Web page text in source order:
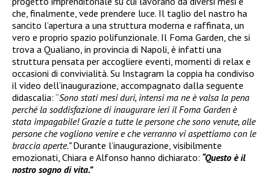
che, finalmente, vede prendere luce. Il taglio del nastro ha
sancito l’apertura a una struttura moderna e raffinata, un
vero e proprio spazio polifunzionale. Il Foma Garden, che si
trova a Qualiano, in provincia di Napoli, è infatti una
struttura pensata per accogliere eventi, momenti di relax e
occasioni di convivialità. Su Instagram la coppia ha condiviso
il video dell’inaugurazione, accompagnato dalla seguente
didascalia: “Sono stati mesi duri, intensi ma ne è valsa la pena
perché la soddisfazione di inaugurare ieri il Foma Garden è
stata impagabile! Grazie a tutte le persone che sono venute, alle
persone che vogliono venire e che verranno vi aspettiamo con le
braccia aperte.”Durante l’inaugurazione, visibilmente
emozionati, Chiara e Alfonso hanno dichiarato: “Questo è il
nostro sogno di vita.”